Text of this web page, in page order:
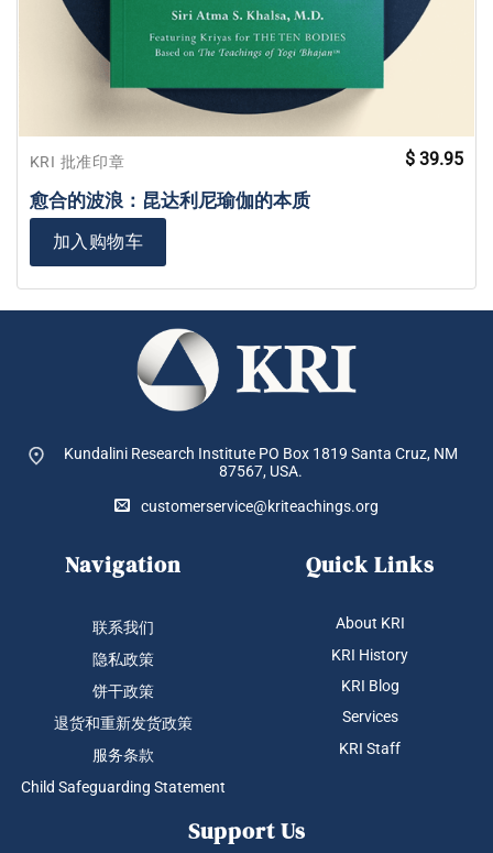
KRI 批准印章
愈合的波浪：昆达利尼瑜伽的本质
$ 39.95
加入购物车
Kundalini Research Institute PO Box 1819 Santa Cruz, NM
87567, USA.
customerservice@kriteachings.org
Navigation
联系我们
隐私政策
饼干政策
退货和重新发货政策
服务条款
Child Safeguarding Statement
Quick Links
About KRI
KRI History
KRI Blog
Services
KRI Staff
Support Us